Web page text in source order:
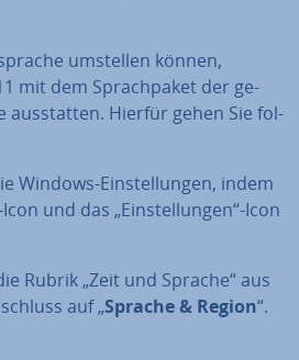
umstellen können,
mit dem Sprach­pa­ket der ge­
aus­stat­ten. Hierfür gehen Sie fol­
Windows-Ein­stel­lun­gen, indem
und das „Ein­stel­lun­gen“-Icon
Rubrik „Zeit und Sprache“ aus
auf „Sprache & Region“.